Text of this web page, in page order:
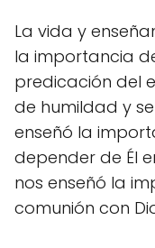
La vida y
la importancia
predicación del
de humildad y
enseñó la
depender de Él
nos enseñó la
comunión con